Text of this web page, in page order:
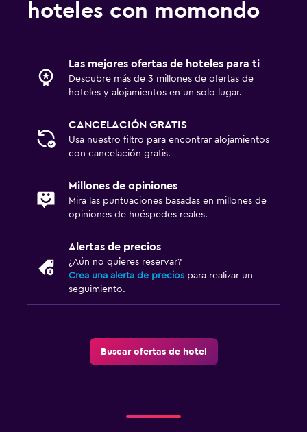
hoteles con momondo
Las mejores ofertas de hoteles para ti
Descubre más de 3 millones de ofertas de
hoteles y alojamientos en un solo lugar.
CANCELACIÓN GRATIS
Usa nuestro filtro para encontrar alojamientos
con cancelación gratis.
Millones de opiniones
Mira las puntuaciones basadas en millones de
opiniones de huéspedes reales.
Alertas de precios
¿Aún no quieres reservar?
Crea una alerta de precios para realizar un
seguimiento.
Buscar ofertas de hotel